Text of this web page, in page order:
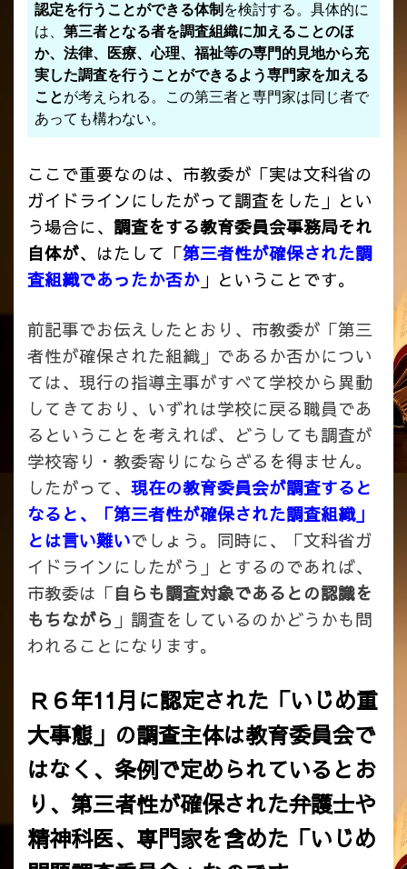
認定を行うことができる体制 を検討する。具体的に
は、 第三者となる者を調査組織に加えることのほ
か、法律、医療、心理、福祉等の専門的見地から充
実した調査を行うことができるよう専門家を加える
ことが考えられる。この第三者と専門家は同じ者で
あっても構わない。
ここで重要なのは、市教委が「実は文科省の
ガイドラインにしたがって調査をした」とい
う場合に、 調査をする教育委員会事務局それ
自体が、はたして「第三者性が確保された調
査組織であったか否か 」ということです。
前記事でお伝えしたとおり、市教委が「第三
者性が確保された組織」であるか否かについ
ては、現行の指導主事がすべて学校から異動
してきており、いずれは学校に戻る職員であ
るということを考えれば、どうしても調査が
学校寄り・教委寄りにならざるを得ません。
したがって、 現在の教育委員会が調査すると
なると、「第三者性が確保された調査組織」
とは言い難いでしょう。同時に、「文科省ガ
イドラインにしたがう」とするのであれば、
市教委は「自らも調査対象であるとの認識を
もちながら 」調査をしているのかどうかも問
われることになります。
Ｒ６年11月に認定された「いじめ重
大事態」の調査主体は教育委員会で
はなく、条例で定められているとお
り、 第三者性が確保された弁護士や
精神科医、専門家を含めた「いじめ